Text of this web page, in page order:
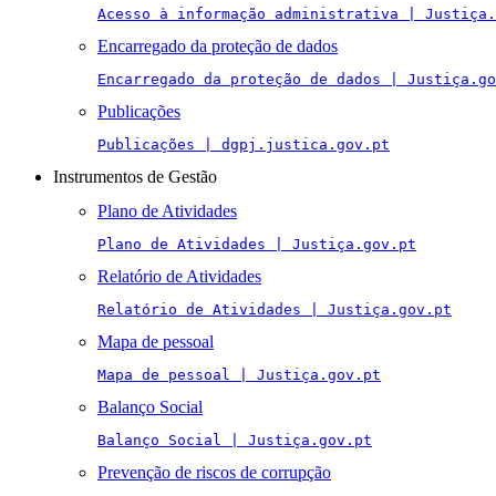
Acesso à informação administrativa |
Encarregado da proteção de dados
Encarregado da proteção de dados |
Publicações
Publicações | dgpj.justica.gov.pt
Instrumentos de Gestão
Plano de Atividades
Plano de Atividades | Justiça.gov.pt
Relatório de Atividades
Relatório de Atividades | Justiça.gov.pt
Mapa de pessoal
Mapa de pessoal | Justiça.gov.pt
Balanço Social
Balanço Social | Justiça.gov.pt
Prevenção de riscos de corrupção